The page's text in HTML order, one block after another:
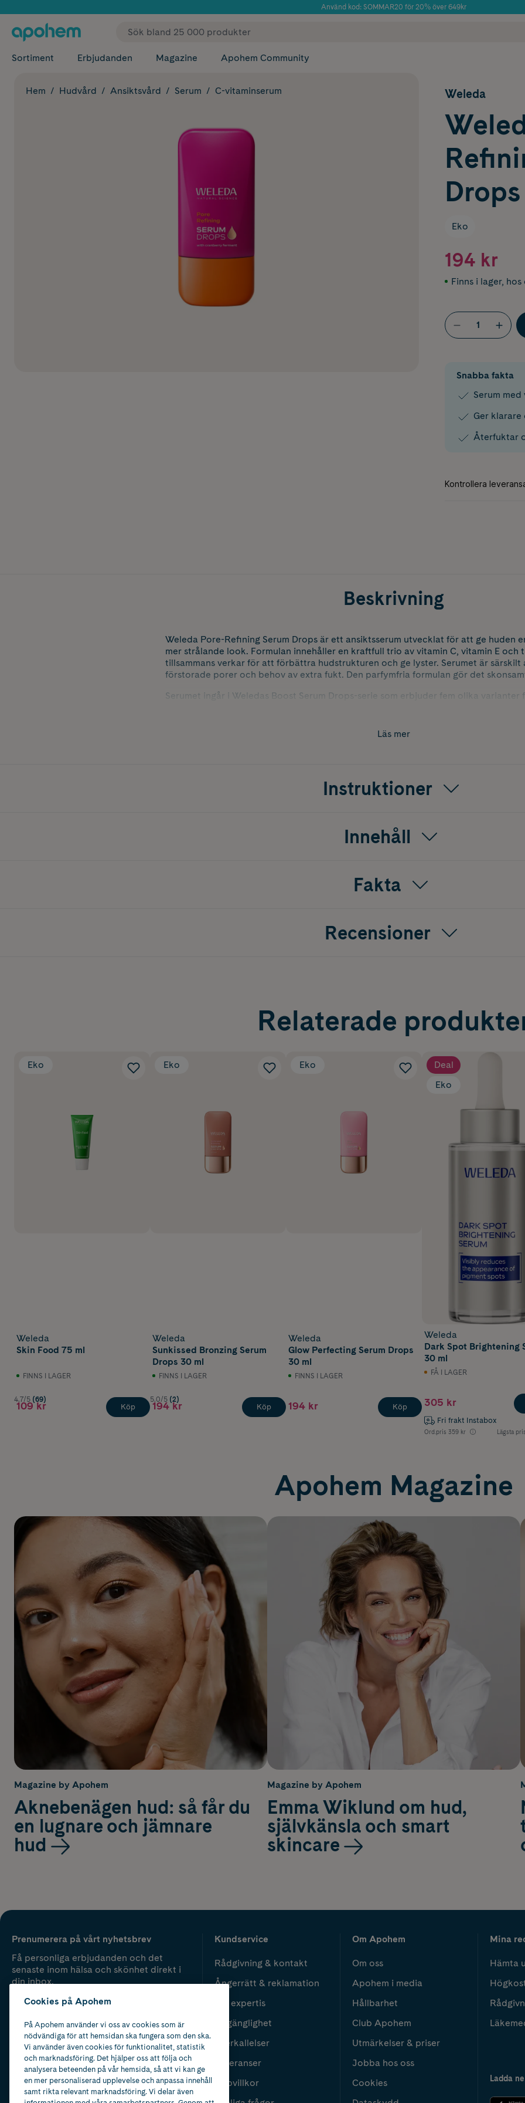
Använd kod: SOMMAR20 för 20% över 649kr
✓ Fri frakt
Sortiment Erbjudanden Magazine Apohem Community
Hem Hudvård Ansiktsvård Serum C-vitaminserum Weleda
Eko
194 kr
Finns i lager, hos
Snabba fakta
Serum
Ger klarare
Återfuktar
Beskrivning
Weleda Pore-Refining Serum Drops är ett ansiktsserum utvecklat för att ge huden
mer strålande look. Formulan innehåller en kraftfull trio av vitamin C, vitamin E och
tillsammans verkar för att förbättra hudstrukturen och ge lyster. Serumet är särskilt
förstorade porer och behov av extra fukt. Den parfymfria formulan gör det
Serumet ingår i Weledas Boost Serum Drops-serie som erbjuder fem olika
Läs mer
Instruktioner
Innehåll
Fakta
Recensioner
Relaterade
Eko
Weleda
Skin Food 75 ml
FINNS I LAGER
4.7/5 (69)
109 kr Köp
Eko
Weleda
Sunkissed Bronzing Serum
Drops 30 ml
FINNS I LAGER
5.0/5 (2)
194 kr Köp
Eko
Weleda
Glow Perfecting Serum Drops
30 ml
FINNS I LAGER
194 kr Köp
Deal
Eko
Weleda
Dark Spot Brightening
30 ml
FÅ I LAGER
305 kr
Fri frakt Instabox
Ord.pris 359 kr Lägsta
Apohem Magazine
Magazine by Apohem
Aknebenägen hud: så får du
en lugnare och jämnare
hud
Magazine by Apohem
Emma Wiklund om hud,
självkänsla och smart
skincare
Prenumerera på vårt nyhetsbrev
Få personliga erbjudanden och det
senaste inom hälsa och skönhet direkt i
din inbox.
Kundservice
Rådgivning & kontakt
Ångerrätt & reklamation
Vår expertis
Tillgänglighet
Återkallelser
Leveranser
Köpvillkor
Om Apohem
Om oss
Apohem i media
Hållbarhet
Club Apohem
Utmärkelser & priser
Jobba hos oss
Cookies
Mina
Hämta
Ladda
Cookies på Apohem
På Apohem använder vi oss av cookies som är
nödvändiga för att hemsidan ska fungera som den ska.
Vi använder även cookies för funktionalitet, statistik
och marknadsföring. Det hjälper oss att följa och
analysera beteenden på vår hemsida, så att vi kan ge
en mer personaliserad upplevelse och anpassa innehåll
samt rikta relevant marknadsföring. Vi delar även